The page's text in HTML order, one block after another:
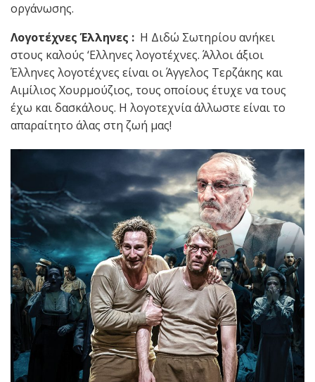
οργάνωσης.
Λογοτέχνες Έλληνες : Η Διδώ Σωτηρίου ανήκει
στους καλούς ‘Ελληνες λογοτέχνες. Άλλοι άξιοι
Έλληνες λογοτέχνες είναι οι Άγγελος Τερζάκης και
Αιμίλιος Χουρμούζιος, τους οποίους έτυχε να τους
έχω και δασκάλους. Η λογοτεχνία άλλωστε είναι το
απαραίτητο άλας στη ζωή μας!